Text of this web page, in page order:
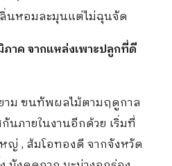
ลิ่นหอมละมุนแต่ไม่ฉุนจัด
าค จากแหล่งเพาะปลูกที่ดี
าม ขนทัพผลไม้ตามฤดูกาล
นภายในงานอีกด้วย เริ่มที่
ญ่ , ส้มโอทองดี จากจังหวัด